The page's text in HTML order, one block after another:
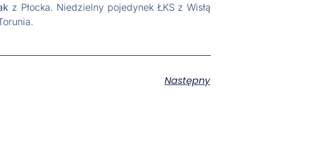
z Płocka. Niedzielny pojedynek ŁKS z Wisłą
Następny